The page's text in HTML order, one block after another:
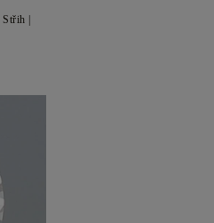
Střih |